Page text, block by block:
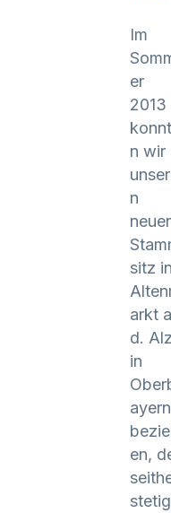
Im
er
2013
n wir
n
sitz in
arkt
d. Alz
in
ayern
en,
stetig